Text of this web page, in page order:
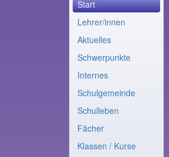
Start
Lehrer/innen
Aktuelles
Schwerpunkte
Internes
Schulgemeinde
Schulleben
Fächer
Klassen / Kurse